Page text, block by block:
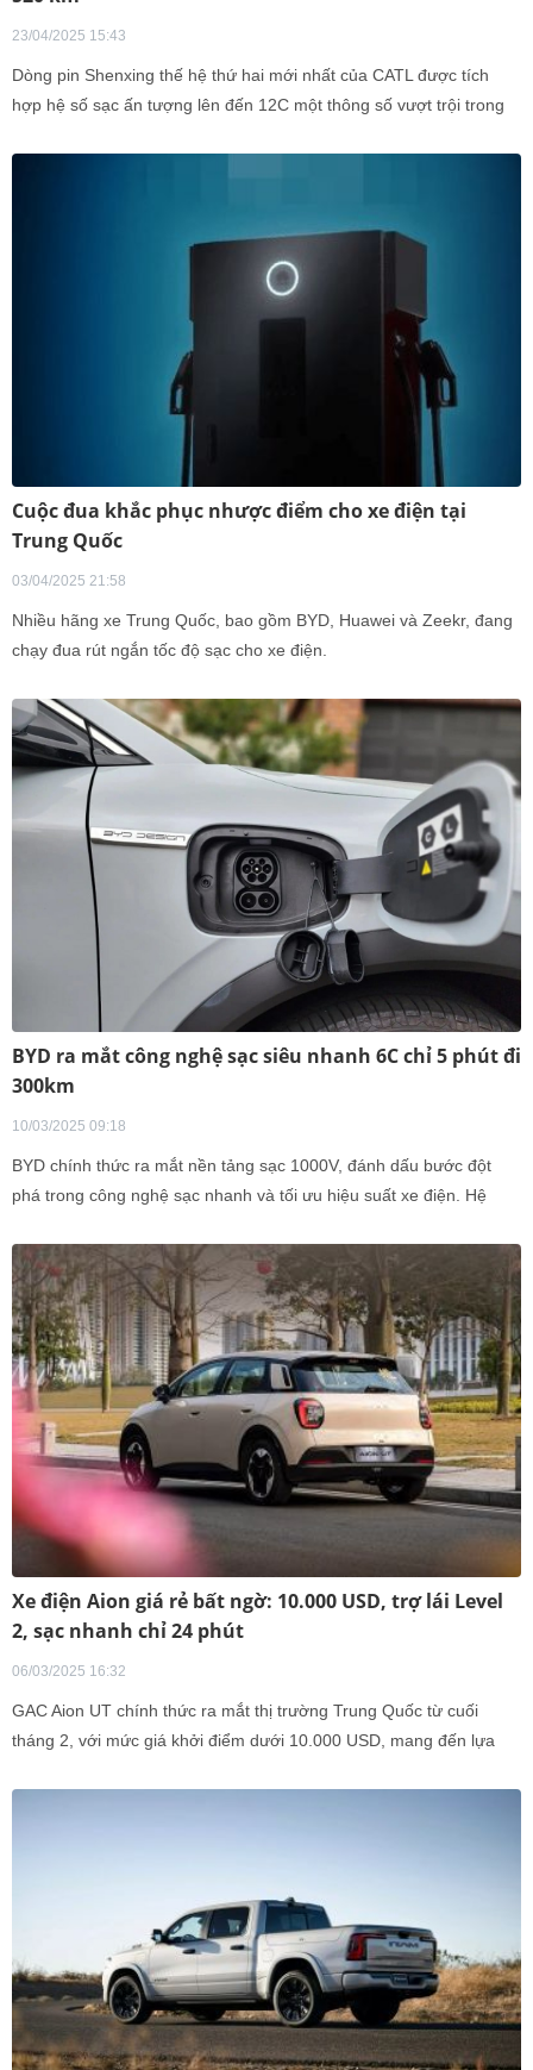
23/04/2025 15:43
Dòng pin Shenxing thế hệ thứ hai mới nhất của CATL được tích
hợp hệ số sạc ấn tượng lên đến 12C một thông số vượt trội trong
thương mại trong việc xóa bỏ nỗi lo về quãng đường và thời gian
Cuộc đua khắc phục nhược điểm cho xe điện tại
Trung Quốc
03/04/2025 21:58
Nhiều hãng xe Trung Quốc, bao gồm BYD, Huawei và Zeekr, đang
chạy đua rút ngắn tốc độ sạc cho xe điện.
BYD ra mắt công nghệ sạc siêu nhanh 6C chỉ 5 phút đi
300km
10/03/2025 09:18
BYD chính thức ra mắt nền tảng sạc 1000V, đánh dấu bước đột
phá trong công nghệ sạc nhanh và tối ưu hiệu suất xe điện. Hệ
tiện nạp đủ năng lượng để di chuyển quãng đường 300 km chỉ
trong 5 phút, mang đến trải nghiệm sạc nhanh vượt trội cho người
dùng.
Xe điện Aion giá rẻ bất ngờ: 10.000 USD, trợ lái Level
2, sạc nhanh chỉ 24 phút
06/03/2025 16:32
GAC Aion UT chính thức ra mắt thị trường Trung Quốc từ cuối
tháng 2, với mức giá khởi điểm dưới 10.000 USD, mang đến lựa